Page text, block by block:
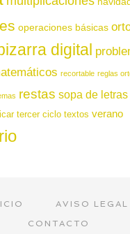
operaciones básicas
digital
recortable reglas
restas sopa de letras
tercer ciclo textos verano
AVISO LEGAL
CONTACTO